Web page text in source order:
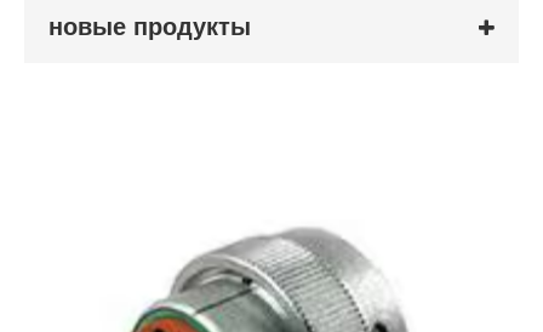
новые продукты